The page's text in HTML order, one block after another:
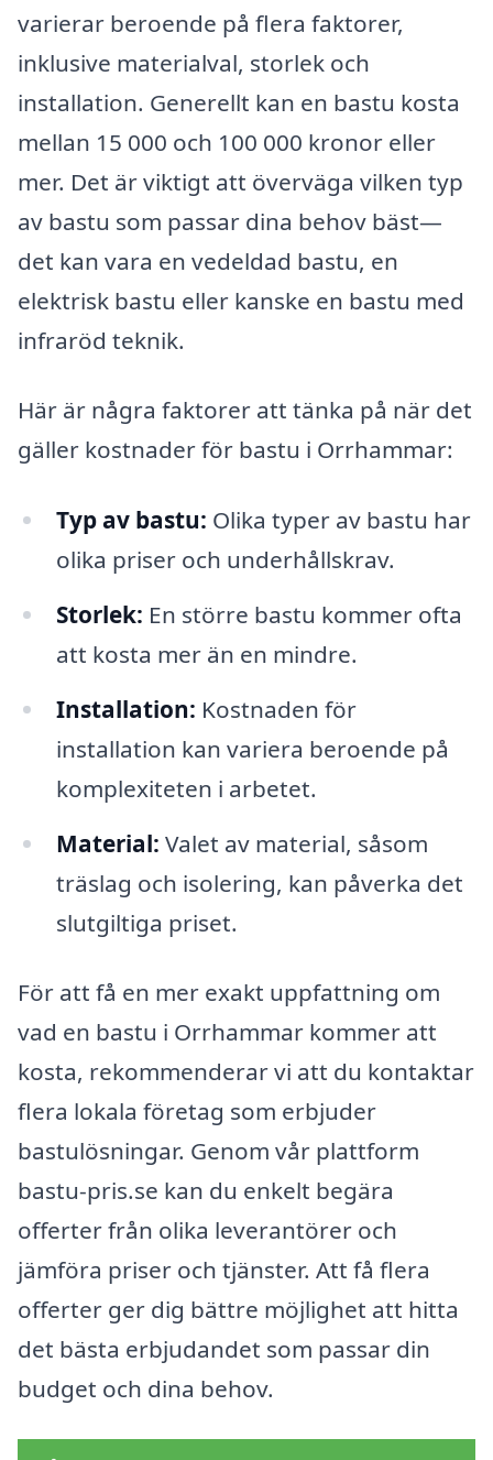
varierar beroende på flera faktorer,
inklusive materialval, storlek och
installation. Generellt kan en bastu kosta
mellan 15 000 och 100 000 kronor eller
mer. Det är viktigt att överväga vilken typ
av bastu som passar dina behov bäst—
det kan vara en vedeldad bastu, en
elektrisk bastu eller kanske en bastu med
infraröd teknik.
Här är några faktorer att tänka på när det
gäller kostnader för bastu i Orrhammar:
Typ av bastu: Olika typer av bastu har
olika priser och underhållskrav.
Storlek: En större bastu kommer ofta
att kosta mer än en mindre.
Installation: Kostnaden för
installation kan variera beroende på
komplexiteten i arbetet.
Material: Valet av material, såsom
träslag och isolering, kan påverka det
slutgiltiga priset.
För att få en mer exakt uppfattning om
vad en bastu i Orrhammar kommer att
kosta, rekommenderar vi att du kontaktar
flera lokala företag som erbjuder
bastulösningar. Genom vår plattform
bastu-pris.se kan du enkelt begära
offerter från olika leverantörer och
jämföra priser och tjänster. Att få flera
offerter ger dig bättre möjlighet att hitta
det bästa erbjudandet som passar din
budget och dina behov.